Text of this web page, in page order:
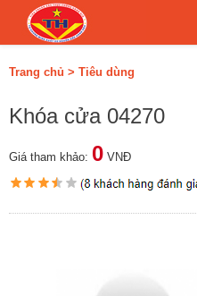
Trang chủ > Tiêu dùng
Khóa cửa 04270
Giá tham khảo: 0 VNĐ